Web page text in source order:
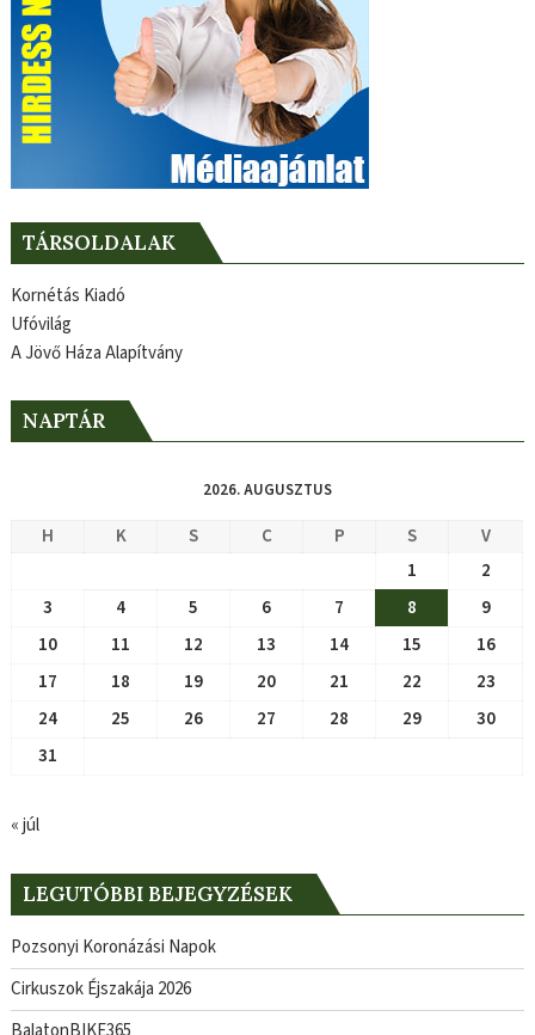
TÁRSOLDALAK
Kornétás Kiadó
Ufóvilág
A Jövő Háza Alapítvány
NAPTÁR
2026. AUGUSZTUS
H K S C P S
V
1
2
3
4 5 6 7 8
9
10
11 12 13 14 15
16
17
18 19 20 21 22
23
24
25 26 27 28 29
30
31
« júl
LEGUTÓBBI BEJEGYZÉSEK
Pozsonyi Koronázási Napok
Cirkuszok Éjszakája 2026